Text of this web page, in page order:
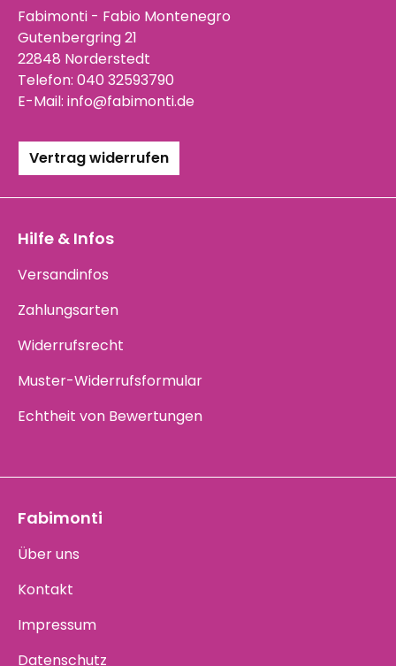
Fabimonti - Fabio Montenegro
Gutenbergring 21
22848 Norderstedt
Telefon: 040 32593790
E-Mail: info@fabimonti.de
Vertrag widerrufen
Hilfe & Infos
Versandinfos
Zahlungsarten
Widerrufsrecht
Muster-Widerrufsformular
Echtheit von Bewertungen
Fabimonti
Über uns
Kontakt
Impressum
Datenschutz